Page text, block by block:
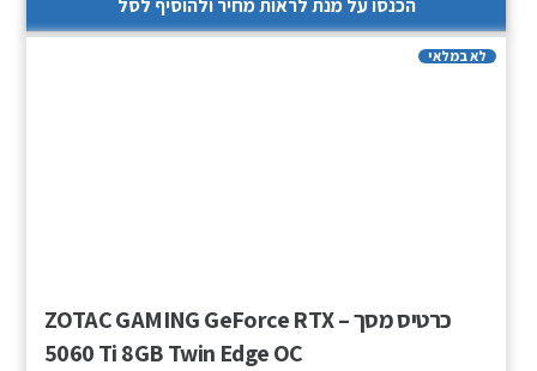
הכנסו על מנת לראות מחיר ולהוסיף לסל
לא במלאי
כרטיס מסך – ZOTAC GAMING GeForce RTX
5060 Ti 8GB Twin Edge OC